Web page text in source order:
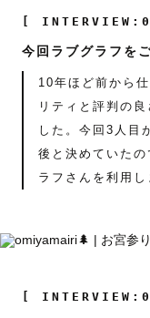
[
今回ラブグラフを
10年ほど前から
リティと評判の
した。今回3人目
後と決めていた
ラフさんを利用し
[